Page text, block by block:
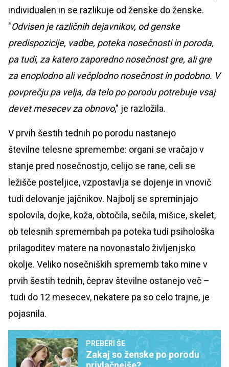
individualen in se razlikuje od ženske do ženske.
"Odvisen je različnih dejavnikov, od genske
predispozicije, vadbe, poteka nosečnosti in poroda,
pa tudi, za katero zaporedno nosečnost gre, ali gre
za enoplodno ali večplodno nosečnost in podobno. V
povprečju pa velja, da telo po porodu potrebuje vsaj
devet mesecev za obnovo," je razložila.
V prvih šestih tednih po porodu nastanejo
številne telesne spremembe: organi se vračajo v
stanje pred nosečnostjo, celijo se rane, celi se
ležišče posteljice, vzpostavlja se dojenje in vnovič
tudi delovanje jajčnikov. Najbolj se spreminjajo
spolovila, dojke, koža, obtočila, sečila, mišice, skelet,
ob telesnih spremembah pa poteka tudi psihološka
prilagoditev matere na novonastalo življenjsko
okolje. Veliko nosečniških sprememb tako mine v
prvih šestih tednih, čeprav številne ostanejo več –
tudi do 12 mesecev, nekatere pa so celo trajne, je
pojasnila.
PREBERI ŠE
Zakaj so ženske po porodu